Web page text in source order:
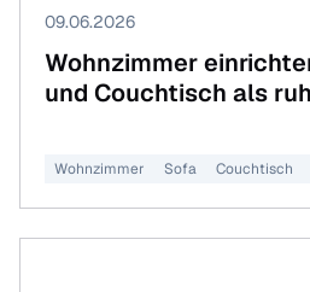
09.06.2026
Wohnzimmer
und Couchtisch als
Wohnzimmer Sofa Couchtisch